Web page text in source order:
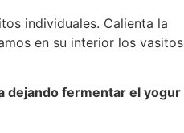
individuales. Calienta la
en su interior los vasitos
dejando fermentar el yogur